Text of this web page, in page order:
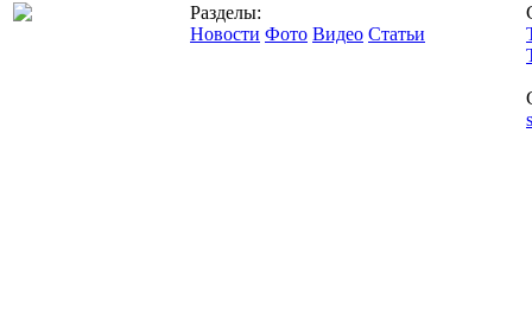
Разделы:
Новости Фото Видео Статьи